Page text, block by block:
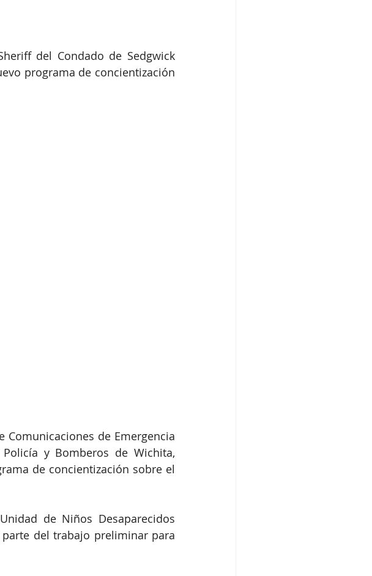
del Condado de Sedgwick
programa de concientización
Comunicaciones de Emergencia
y Bomberos de Wichita,
de concientización sobre el
de Niños Desaparecidos
del trabajo preliminar para